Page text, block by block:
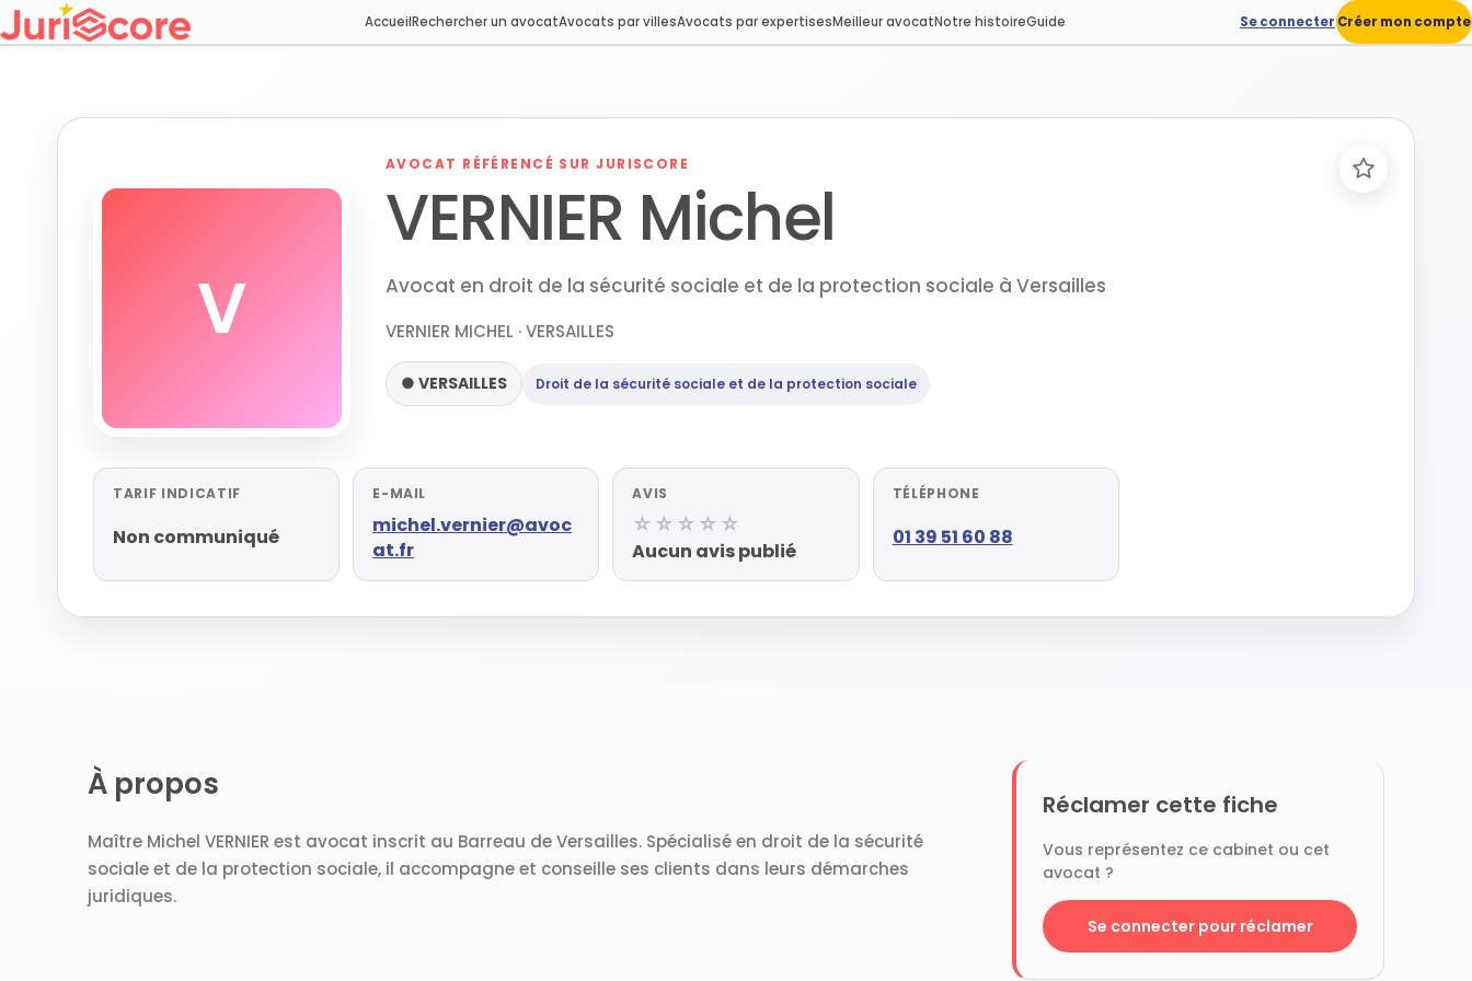
AccueilRechercher un avocatAvocats par villesAvocats par expertisesMeilleur avocatNotre histoireGuide Se connecter Créer mon compte
V
AVOCAT RÉFÉRENCÉ SUR JURISCORE
VERNIER Michel
Avocat en droit de la sécurité sociale et de la protection sociale à Versailles
VERNIER MICHEL · VERSAILLES
● VERSAILLES Droit de la sécurité sociale et de la protection sociale
TARIF INDICATIF
Non communiqué
E-MAIL
michel.vernier@avoc
at.fr
AVIS
☆☆☆☆☆
Aucun avis publié
TÉLÉPHONE
01 39 51 60 88
À propos
Maître Michel VERNIER est avocat inscrit au Barreau de Versailles. Spécialisé en droit de la sécurité
sociale et de la protection sociale, il accompagne et conseille ses clients dans leurs démarches
juridiques.
Réclamer cette fiche
Vous représentez ce cabinet ou cet
avocat ?
Se connecter pour réclamer